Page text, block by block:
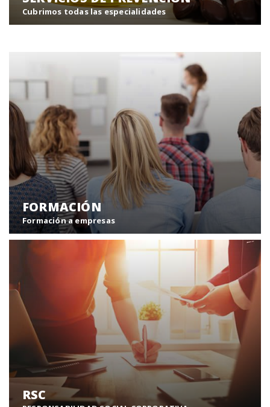
Cubrimos todas las especialidades
FORMACIÓN
Formación a empresas
Formación de nuevos sistemas de gestión empresarial
y desarrollo de los recursos humanos de nuestros
RSC